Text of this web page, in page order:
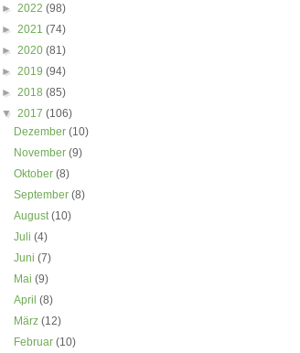
► 2022 (98)
► 2021 (74)
► 2020 (81)
► 2019 (94)
► 2018 (85)
▼ 2017 (106)
Dezember(10)
November(9)
Oktober(8)
September(8)
August(10)
Juli(4)
Juni(7)
Mai(9)
April(8)
März(12)
Februar(10)